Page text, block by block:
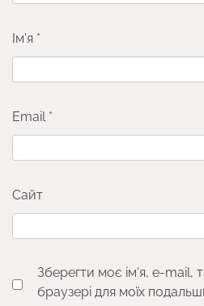
Ім'я *
Email *
Сайт
Зберегти моє ім'я, e-mail,
браузері для моїх